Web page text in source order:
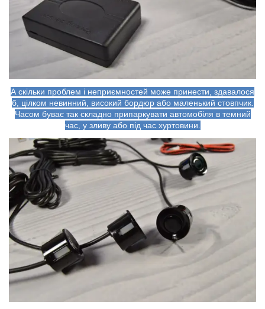
А скільки проблем і неприємностей може принести, здавалося
б, цілком невинний, високий бордюр або маленький стовпчик.
Часом буває так складно припаркувати автомобіля в темний
час, у зливу або під час хуртовини.